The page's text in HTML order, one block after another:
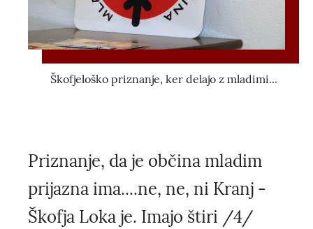
Škofjeloško priznanje, ker delajo z mladimi...
Priznanje, da je občina mladim
prijazna ima....ne, ne, ni Kranj -
Škofja Loka je. Imajo štiri /4/